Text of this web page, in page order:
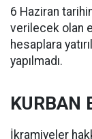
6 Haziran
verilecek olan
hesaplara
yapılmadı.
KURBAN
İkramiyeler